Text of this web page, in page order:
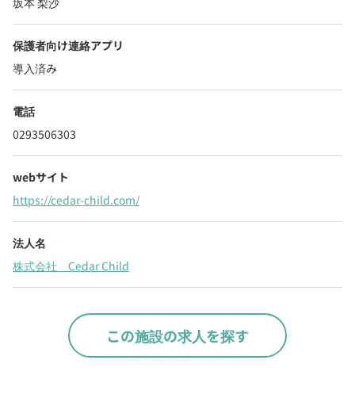
保護者向け連絡アプリ
導入済み
電話
0293506303
webサイト
https://cedar-child.com/
法人名
株式会社 Cedar Child
この施設の求人を探す